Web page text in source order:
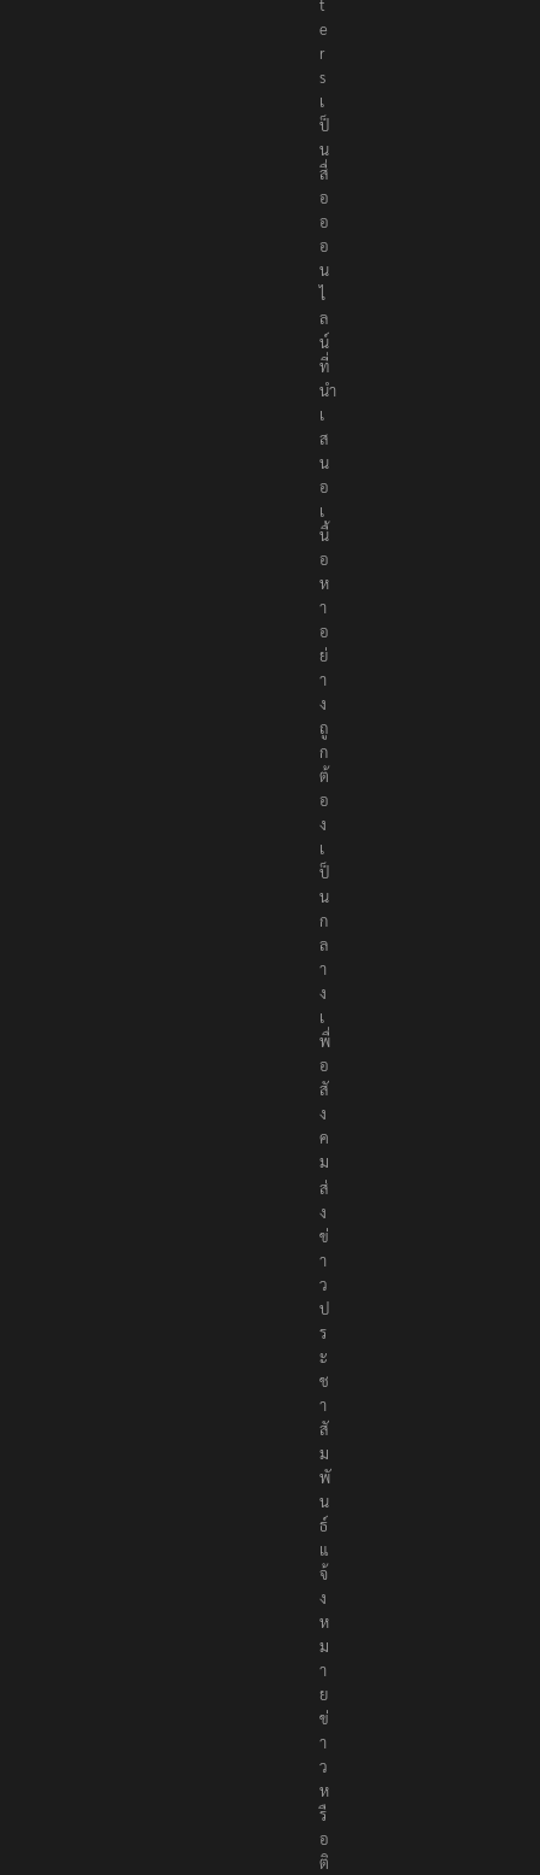
t
e
r
s
เ
ป็
น
สื่
อ
อ
อ
น
ไ
ล
น์
ที่
นำ
เ
ส
น
อ
เ
นื้
อ
ห
า
อ
ย่
า
ง
ถู
ก
ต้
อ
ง
เ
ป็
น
ก
ล
า
ง
เ
พื่
อ
สั
ง
ค
ม
ส่
ง
ข่
า
ว
ป
ร
ะ
ช
า
สั
ม
พั
น
ธ์
แ
จ้
ง
ห
ม
า
ย
ข่
า
ว
ห
รื
อ
ติ